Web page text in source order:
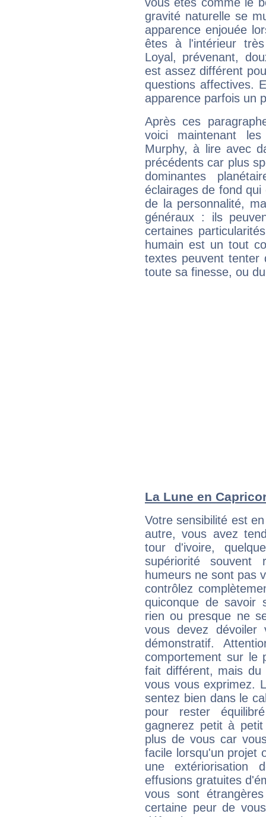
gravité naturelle se
apparence enjouée
êtes à l'intérieur
Loyal, prévenant,
est assez différent
questions affectives.
apparence parfois un
Après ces
voici maintenant
Murphy, à lire avec
précédents car plus
dominantes
éclairages de fond
de la personnalité,
généraux : ils
certaines
humain est un tout
textes peuvent tenter
toute sa finesse, ou
La Lune en
Votre sensibilité est
autre, vous avez
tour d'ivoire,
supériorité souvent
humeurs ne sont pas
contrôlez
quiconque de savoir
rien ou presque ne
vous devez
démonstratif.
comportement sur le
fait différent, mais du
vous vous exprimez.
sentez bien dans le
pour rester
gagnerez petit à
plus de vous car
facile lorsqu'un projet
une extériorisation
effusions gratuites
vous sont
certaine peur de